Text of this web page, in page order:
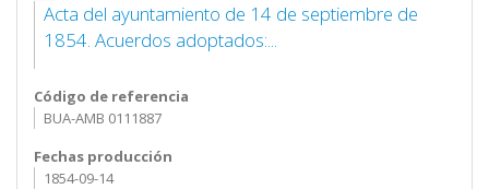
Acta del ayuntamiento de 14 de septiembre de
1854. Acuerdos adoptados:...
Código de referencia
BUA-AMB 0111887
Fechas producción
1854-09-14